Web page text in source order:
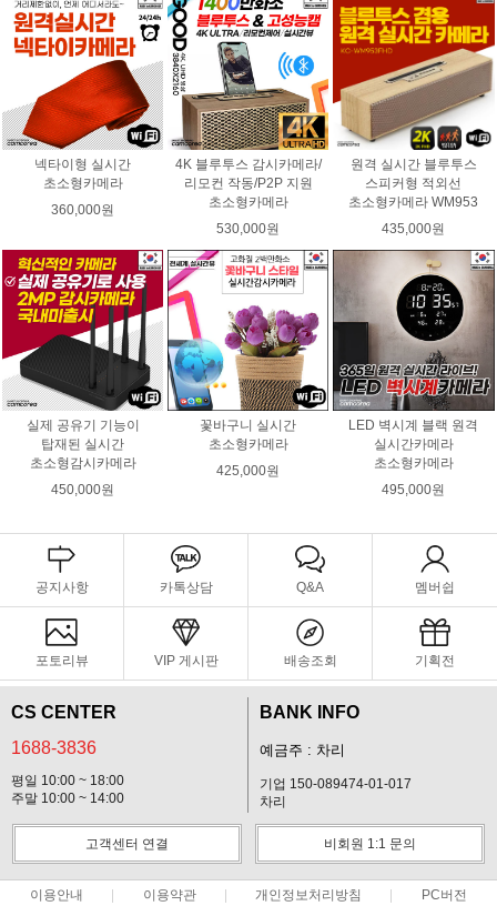
넥타이형 실시간
초소형카메라
360,000원
4K 블루투스 감시카메라/
리모컨 작동/P2P 지원
초소형카메라
530,000원
원격 실시간 블루투스
스피커형 적외선
초소형카메라 WM953
435,000원
실제 공유기 기능이
탑재된 실시간
초소형감시카메라
450,000원
꽃바구니 실시간
초소형카메라
425,000원
LED 벽시계 블랙 원격
실시간카메라
초소형카메라
495,000원
공지사항 카톡상담 Q&A 멤버쉽
포토리뷰 VIP 게시판 배송조회 기획전
CS CENTER
1688-3836
평일 10:00 ~ 18:00
주말 10:00 ~ 14:00
BANK INFO
예금주 : 차리
기업 150-089474-01-017
차리
고객센터 연결 비회원 1:1 문의
이용안내 이용약관 개인정보처리방침 PC버전